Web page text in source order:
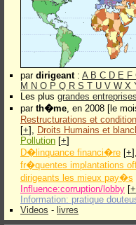
par dirigeant: A B C D E F
M N O P Q R S T U V W X
Les plus grandes
par th�me, en 2008 [le
Restructurations et
[+], Droits Humains et
Pollution [+]
D�linquance financi�re [+],
fr�quentes implantations
dirigeants les mieux pay�s
Influence:corruption/lobby [+
Information: pratique
Videos - livres